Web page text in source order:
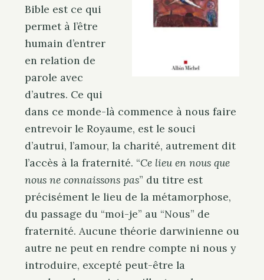
Bible est ce qui
permet à l’être
humain d’entrer
en relation de
parole avec
d’autres. Ce qui
dans ce monde-là commence à nous faire
entrevoir le Royaume, est le souci
d’autrui, l’amour, la charité, autrement dit
l’accès à la fraternité. “Ce lieu en nous que
nous ne connaissons pas” du titre est
précisément le lieu de la métamorphose,
du passage du “moi-je” au “Nous” de
fraternité. Aucune théorie darwinienne ou
autre ne peut en rendre compte ni nous y
introduire, excepté peut-être la